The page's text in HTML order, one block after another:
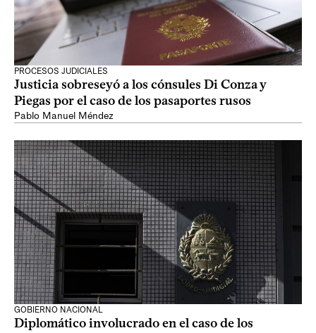
PROCESOS JUDICIALES
Justicia sobreseyó a los cónsules Di Conza y
Piegas por el caso de los pasaportes rusos
Pablo Manuel Méndez
GOBIERNO NACIONAL
Diplomático involucrado en el caso de los